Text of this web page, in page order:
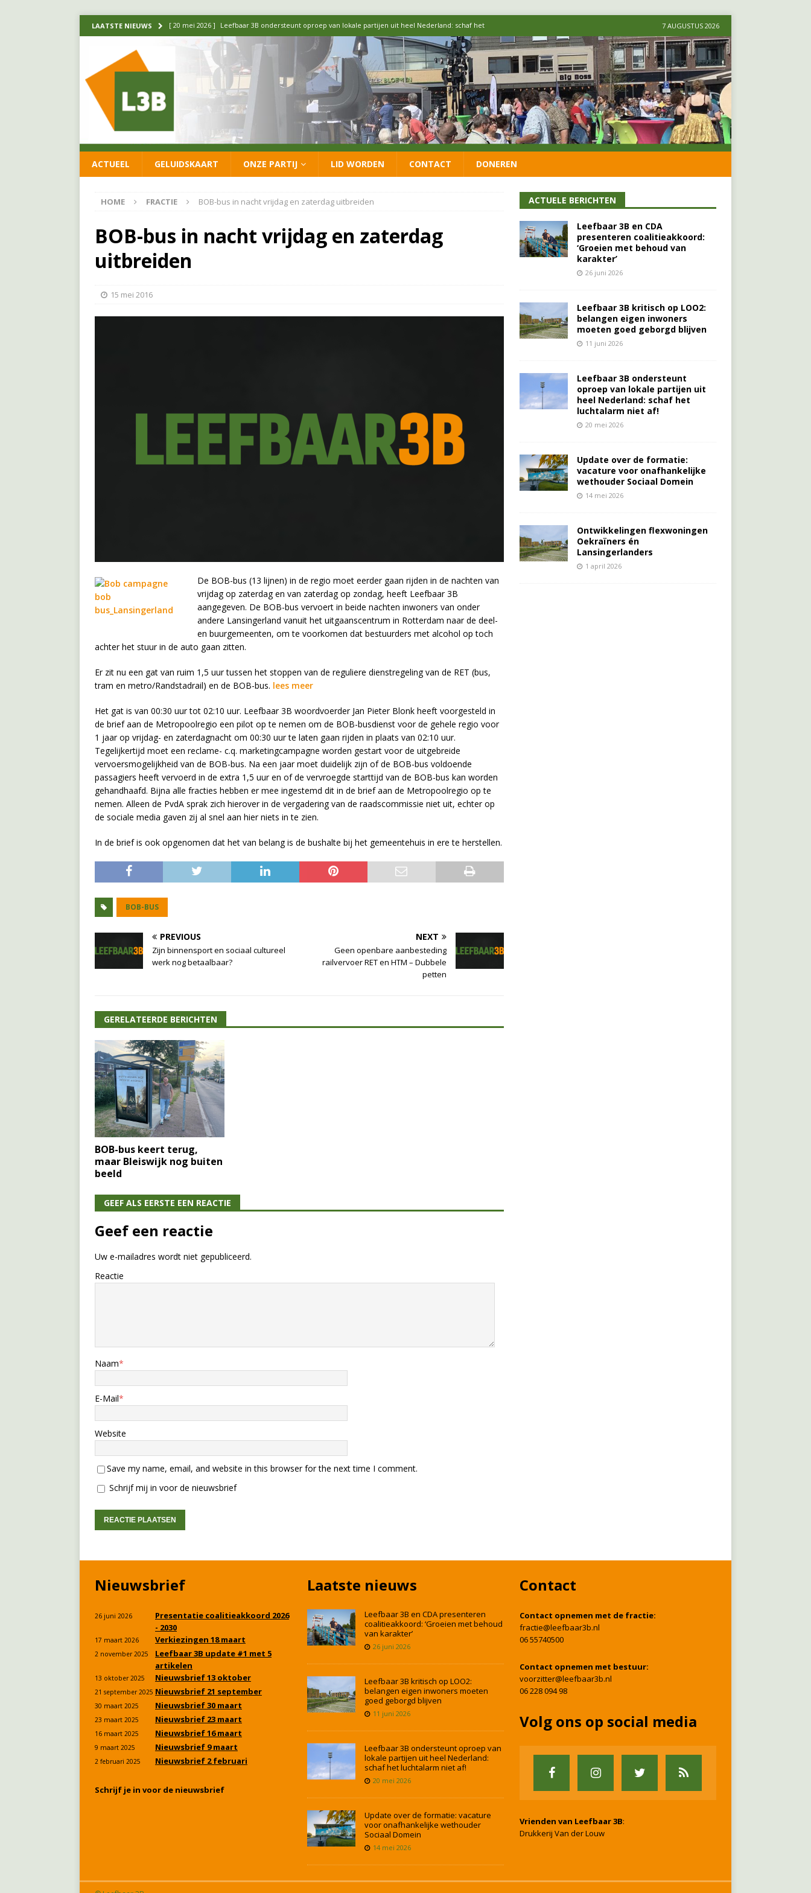
LAATSTE NIEUWS [ 14 mei 2026 ] Update over de formatie: vacature voor onafhankelijke wethouder Sociaal Domein
[ 1 april 2026 ] Ontwikkelingen flexwoningen Oekraïners én Lansingerlanders FRACTIE
[ 26 juni 2026 ] Leefbaar 3B en CDA presenteren coalitieakkoord: ‘Groeien met behoud van karakter’
Leefbaar 3B kritisch op LOO2: belangen eigen inwoners moeten goed geborgd blijven
[ 20 mei 2026 ] Leefbaar 3B ondersteunt oproep van lokale partijen uit heel Nederland: schaf het
7 AUGUSTUS 2026
ACTUEEL GELUIDSKAART ONZE PARTIJ LID WORDEN CONTACT DONEREN
HOME FRACTIE BOB-bus in nacht vrijdag en zaterdag uitbreiden
BOB-bus in nacht vrijdag en zaterdag
uitbreiden
15 mei 2016
De BOB-bus (13 lijnen) in de regio moet eerder gaan rijden in de nachten van
vrijdag op zaterdag en van zaterdag op zondag, heeft Leefbaar 3B
aangegeven. De BOB-bus vervoert in beide nachten inwoners van onder
andere Lansingerland vanuit het uitgaanscentrum in Rotterdam naar de deel-
en buurgemeenten, om te voorkomen dat bestuurders met alcohol op toch
achter het stuur in de auto gaan zitten.
Er zit nu een gat van ruim 1,5 uur tussen het stoppen van de reguliere dienstregeling van de RET (bus,
tram en metro/Randstadrail) en de BOB-bus. lees meer
Het gat is van 00:30 uur tot 02:10 uur. Leefbaar 3B woordvoerder Jan Pieter Blonk heeft voorgesteld in
de brief aan de Metropoolregio een pilot op te nemen om de BOB-busdienst voor de gehele regio voor
1 jaar op vrijdag- en zaterdagnacht om 00:30 uur te laten gaan rijden in plaats van 02:10 uur.
Tegelijkertijd moet een reclame- c.q. marketingcampagne worden gestart voor de uitgebreide
vervoersmogelijkheid van de BOB-bus. Na een jaar moet duidelijk zijn of de BOB-bus voldoende
passagiers heeft vervoerd in de extra 1,5 uur en of de vervroegde starttijd van de BOB-bus kan worden
gehandhaafd. Bijna alle fracties hebben er mee ingestemd dit in de brief aan de Metropoolregio op te
nemen. Alleen de PvdA sprak zich hierover in de vergadering van de raadscommissie niet uit, echter op
de sociale media gaven zij al snel aan hier niets in te zien.
In de brief is ook opgenomen dat het van belang is de bushalte bij het gemeentehuis in ere te herstellen.
BOB-BUS
PREVIOUS
Zijn binnensport en sociaal cultureel
werk nog betaalbaar?
NEXT
Geen openbare aanbesteding
railvervoer RET en HTM – Dubbele
petten
GERELATEERDE BERICHTEN
BOB-bus keert terug,
maar Bleiswijk nog buiten
beeld
GEEF ALS EERSTE EEN REACTIE
Geef een reactie
Uw e-mailadres wordt niet gepubliceerd.
Reactie
Naam*
E-Mail*
Website
Save my name, email, and website in this browser for the next time I comment.
Schrijf mij in voor de nieuwsbrief
ACTUELE BERICHTEN
Leefbaar 3B en CDA
presenteren coalitieakkoord:
‘Groeien met behoud van
karakter’
26 juni 2026
Leefbaar 3B kritisch op LOO2:
belangen eigen inwoners
moeten goed geborgd blijven
11 juni 2026
Leefbaar 3B ondersteunt
oproep van lokale partijen uit
heel Nederland: schaf het
luchtalarm niet af!
20 mei 2026
Update over de formatie:
vacature voor onafhankelijke
wethouder Sociaal Domein
14 mei 2026
Ontwikkelingen flexwoningen
Oekraïners én
Lansingerlanders
1 april 2026
Nieuwsbrief
26 juni 2026
Presentatie coalitieakkoord 2026
- 2030
17 maart 2026 Verkiezingen 18 maart
2 november 2025
Leefbaar 3B update #1 met 5
artikelen
13 oktober 2025 Nieuwsbrief 13 oktober
21 september 2025 Nieuwsbrief 21 september
30 maart 2025 Nieuwsbrief 30 maart
23 maart 2025 Nieuwsbrief 23 maart
16 maart 2025 Nieuwsbrief 16 maart
9 maart 2025 Nieuwsbrief 9 maart
2 februari 2025 Nieuwsbrief 2 februari
Schrijf je in voor de nieuwsbrief
Laatste nieuws
Leefbaar 3B en CDA presenteren
coalitieakkoord: ‘Groeien met behoud
van karakter’
26 juni 2026
Leefbaar 3B kritisch op LOO2:
belangen eigen inwoners moeten
goed geborgd blijven
11 juni 2026
Leefbaar 3B ondersteunt oproep van
lokale partijen uit heel Nederland:
schaf het luchtalarm niet af!
20 mei 2026
Update over de formatie: vacature
voor onafhankelijke wethouder
Sociaal Domein
14 mei 2026
Contact
Contact opnemen met de fractie:
fractie@leefbaar3b.nl
06 55740500
Contact opnemen met bestuur:
voorzitter@leefbaar3b.nl
06 228 094 98
Volg ons op social media
Vrienden van Leefbaar 3B:
Drukkerij Van der Louw